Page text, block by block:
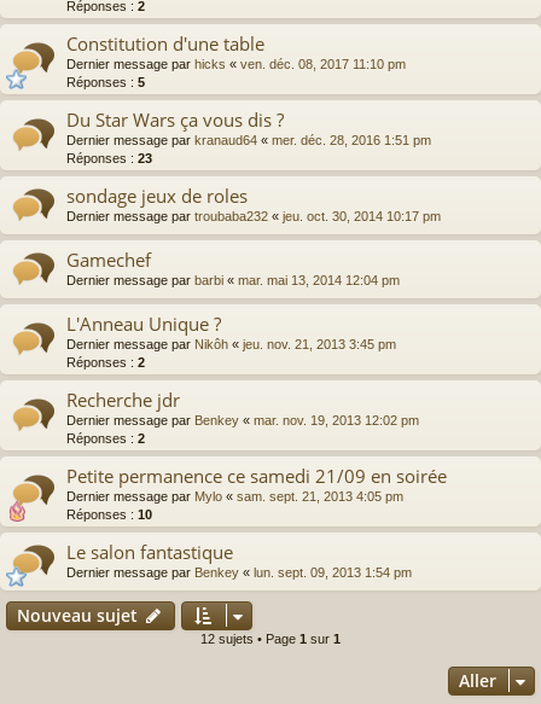
Réponses : 2
Constitution d'une table
Dernier message par hicks « ven. déc. 08, 2017 11:10 pm
Réponses : 5
Du Star Wars ça vous dis ?
Dernier message par kranaud64 « mer. déc. 28, 2016 1:51 pm
Réponses : 23
sondage jeux de roles
Dernier message par troubaba232 « jeu. oct. 30, 2014 10:17 pm
Gamechef
Dernier message par barbi « mar. mai 13, 2014 12:04 pm
L'Anneau Unique ?
Dernier message par Nikôh « jeu. nov. 21, 2013 3:45 pm
Réponses : 2
Recherche jdr
Dernier message par Benkey « mar. nov. 19, 2013 12:02 pm
Réponses : 2
Petite permanence ce samedi 21/09 en soirée
Dernier message par Mylo « sam. sept. 21, 2013 4:05 pm
Réponses : 10
Le salon fantastique
Dernier message par Benkey « lun. sept. 09, 2013 1:54 pm
Nouveau sujet
12 sujets • Page 1 sur 1
Aller